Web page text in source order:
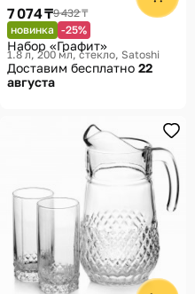
7 074 ₸9 432 ₸
новинка -25%
Набор «Графит»
1.8 л, 200 мл, стекло Satoshi
Доставим бесплатно 22
августа